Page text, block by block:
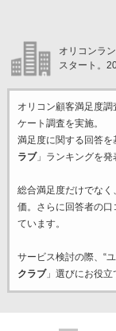
オリコンラ
スタート。
オリコン顧客満足度
ケート調査を実施。
満足度に関する回答を
ラブ」ランキングを発
総合満足度だけでなく
価。さらに回答者の
ています。
サービス検討の際、“
クラブ」選びにお役立